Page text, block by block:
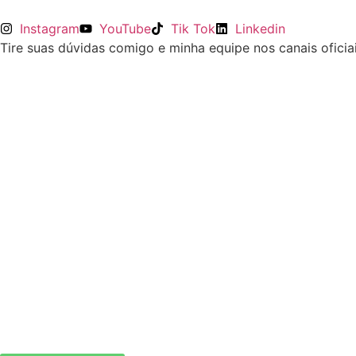
Instagram YouTube Tik Tok
Linkedin
Tire suas dúvidas comigo e minha equipe nos canais